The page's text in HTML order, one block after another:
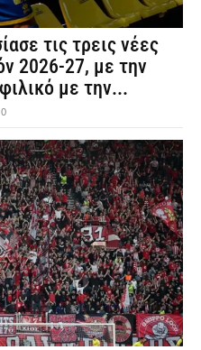
τις τρεις νέες
2026-27, με την
με την...